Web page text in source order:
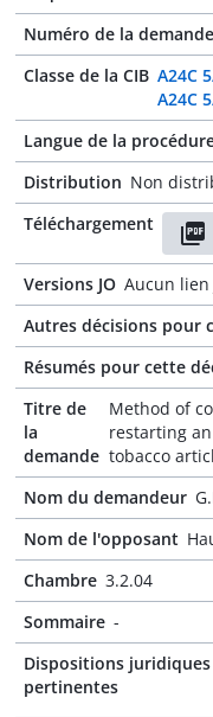
Numéro de la demande
Classe de la CIB A24C
A24C
Langue de la
Distribution Non
Téléchargement
Versions JO Aucun lien
Autres décisions pour
Résumés pour cette
Titre de
la
demande
Method of
restarting
tobacco
Nom du demandeur
Nom de l'opposant
Chambre 3.2.04
Sommaire -
Dispositions juridiques
pertinentes